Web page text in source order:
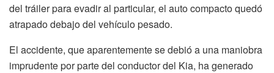
del tráiler para evadir al particular, el auto compacto quedó
atrapado debajo del vehículo pesado.
El accidente, que aparentemente se debió a una maniobra
imprudente por parte del conductor del Kia, ha generado